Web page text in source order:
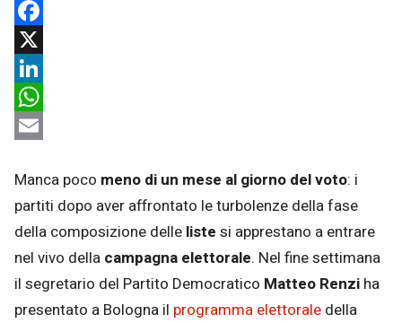
Facebook
X
LinkedIn
WhatsApp
Manca poco meno di un mese al giorno del voto: i
partiti dopo aver affrontato le turbolenze della fase
della composizione delle liste si apprestano a entrare
nel vivo della campagna elettorale. Nel fine settimana
il segretario del Partito Democratico Matteo Renzi ha
presentato a Bologna il programma elettorale della